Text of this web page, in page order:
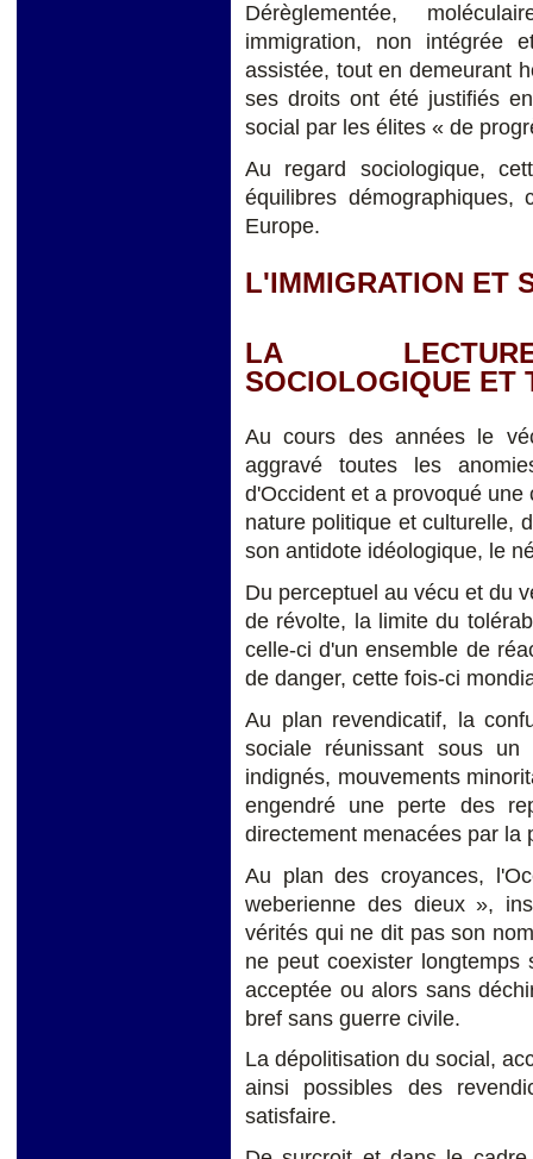
Dérèglementée,
immigration, non intégrée
assistée, tout en demeurant
ses droits ont été justifiés
social par les élites « de
Au regard sociologique,
équilibres
Europe.
L'IMMIGRATION ET
LA LECTURE
SOCIOLOGIQUE ET
Au cours des années le
aggravé toutes les
d'Occident et a provoqué
nature politique et culturelle,
son antidote idéologique, le
Du perceptuel au vécu et du
de révolte, la limite du
celle-ci d'un ensemble de
de danger, cette fois-ci
Au plan revendicatif, la
sociale réunissant sous un
indignés, mouvements
engendré une perte des
directement menacées par la
Au plan des croyances,
weberienne des dieux »,
vérités qui ne dit pas son
ne peut coexister longtemps
acceptée ou alors sans
bref sans guerre civile.
La dépolitisation du social,
ainsi possibles des
satisfaire.